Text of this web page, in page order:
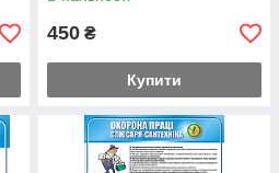
450 ₴
Купити